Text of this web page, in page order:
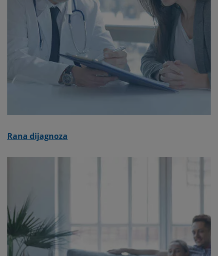
Rana dijagnoza